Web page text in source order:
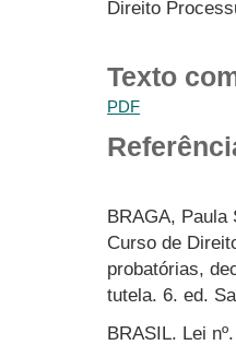
Direito
Texto
PDF
BRAGA, Paula
Curso de
probatórias,
tutela. 6. ed.
BRASIL. Lei